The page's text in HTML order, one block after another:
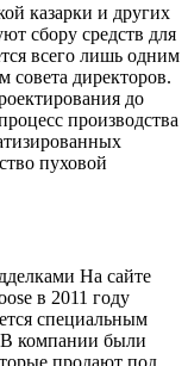
казарки и других
сбору средств для
всего лишь одним
совета директоров.
до
производства
пуховой
На сайте
в 2011 году
специальным
В компании были